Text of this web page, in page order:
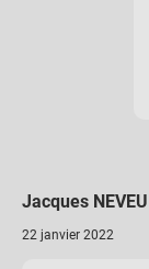
Jacques NEVEU
22 janvier 2022